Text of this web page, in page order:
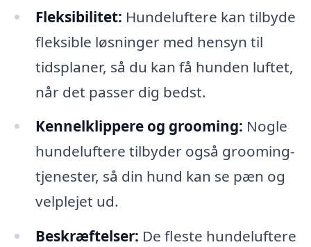
Fleksibilitet: Hundeluftere kan tilbyde
fleksible løsninger med hensyn til
tidsplaner, så du kan få hunden luftet,
når det passer dig bedst.
Kennelklippere og grooming: Nogle
hundeluftere tilbyder også grooming-
tjenester, så din hund kan se pæn og
velplejet ud.
Beskræftelser: De fleste hundeluftere